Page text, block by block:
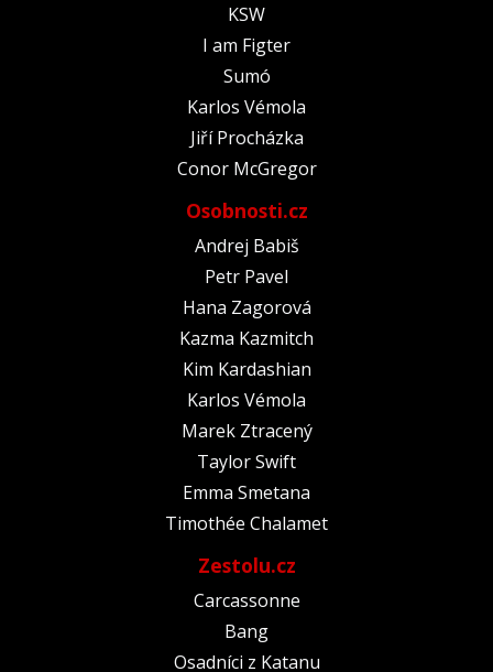
KSW
I am Figter
Sumó
Karlos Vémola
Jiří Procházka
Conor McGregor
Osobnosti.cz
Andrej Babiš
Petr Pavel
Hana Zagorová
Kazma Kazmitch
Kim Kardashian
Karlos Vémola
Marek Ztracený
Taylor Swift
Emma Smetana
Timothée Chalamet
Zestolu.cz
Carcassonne
Bang
Osadníci z Katanu